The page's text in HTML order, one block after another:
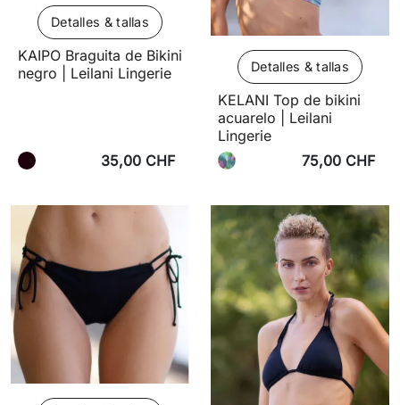
Detalles & tallas
KAIPO Braguita de Bikini
negro | Leilani Lingerie
35,00 CHF
Detalles & tallas
KELANI Top de bikini
acuarelo | Leilani
Lingerie
75,00 CHF